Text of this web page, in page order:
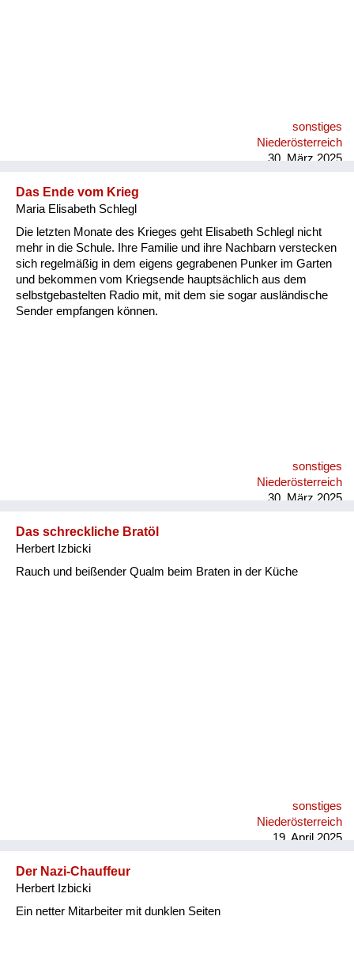
sonstiges
Niederösterreich
30. März 2025
Das Ende vom Krieg
Maria Elisabeth Schlegl
Die letzten Monate des Krieges geht Elisabeth Schlegl nicht
mehr in die Schule. Ihre Familie und ihre Nachbarn verstecken
sich regelmäßig in dem eigens gegrabenen Punker im Garten
und bekommen vom Kriegsende hauptsächlich aus dem
selbstgebastelten Radio mit, mit dem sie sogar ausländische
Sender empfangen können.
sonstiges
Niederösterreich
30. März 2025
Das schreckliche Bratöl
Herbert Izbicki
Rauch und beißender Qualm beim Braten in der Küche
sonstiges
Niederösterreich
19. April 2025
Der Nazi-Chauffeur
Herbert Izbicki
Ein netter Mitarbeiter mit dunklen Seiten